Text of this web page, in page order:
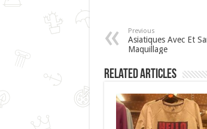
Previous
Asiatiques Avec Et
Maquillage
Related Articles